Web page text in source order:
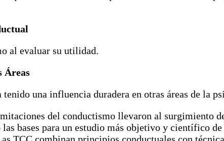
al evaluar su utilidad.
Áreas
una influencia duradera en otras áreas de la
del conductismo llevaron al surgimiento
bases para un estudio más objetivo y científico
TCC combinan principios conductuales con